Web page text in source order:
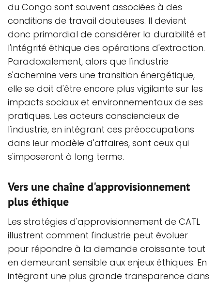
du Congo sont souvent associées à des
conditions de travail douteuses. Il devient
donc primordial de considérer la durabilité et
l'intégrité éthique des opérations d'extraction.
Paradoxalement, alors que l'industrie
s'achemine vers une transition énergétique,
elle se doit d'être encore plus vigilante sur les
impacts sociaux et environnementaux de ses
pratiques. Les acteurs consciencieux de
l'industrie, en intégrant ces préoccupations
dans leur modèle d'affaires, sont ceux qui
s'imposeront à long terme.
Vers une chaîne d'approvisionnement
plus éthique
Les stratégies d'approvisionnement de CATL
illustrent comment l'industrie peut évoluer
pour répondre à la demande croissante tout
en demeurant sensible aux enjeux éthiques. En
intégrant une plus grande transparence dans